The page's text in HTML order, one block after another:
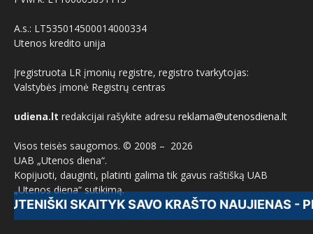
A.s.: LT535014500014000334
Utenos kredito unija
Įregistruota LR įmonių registre, registro tvarkytojas:
Valstybės įmonė Registrų centras
udiena.lt redakcijai rašykite adresu reklama@utenosdiena.lt
Visos teisės saugomos. © 2008 – 2026
UAB „Utenos diena“.
Kopijuoti, dauginti, platinti galima tik gavus raštišką UAB
„Utenos diena“ sutikimą.
SKAITYK SAVO KRAŠTO NAUJIENAS -